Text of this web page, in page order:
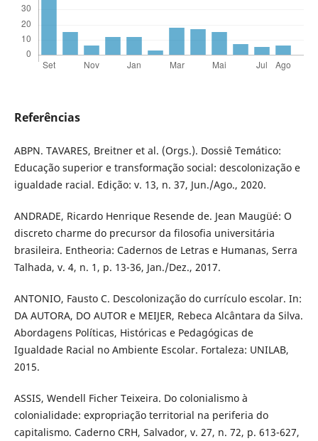
Referências
ABPN. TAVARES, Breitner et al. (Orgs.). Dossiê Temático:
Educação superior e transformação social: descolonização e
igualdade racial. Edição: v. 13, n. 37, Jun./Ago., 2020.
ANDRADE, Ricardo Henrique Resende de. Jean Maugüé: O
discreto charme do precursor da filosofia universitária
brasileira. Entheoria: Cadernos de Letras e Humanas, Serra
Talhada, v. 4, n. 1, p. 13-36, Jan./Dez., 2017.
ANTONIO, Fausto C. Descolonização do currículo escolar. In:
DA AUTORA, DO AUTOR e MEIJER, Rebeca Alcântara da Silva.
Abordagens Políticas, Históricas e Pedagógicas de
Igualdade Racial no Ambiente Escolar. Fortaleza: UNILAB,
2015.
ASSIS, Wendell Ficher Teixeira. Do colonialismo à
colonialidade: expropriação territorial na periferia do
capitalismo. Caderno CRH, Salvador, v. 27, n. 72, p. 613-627,